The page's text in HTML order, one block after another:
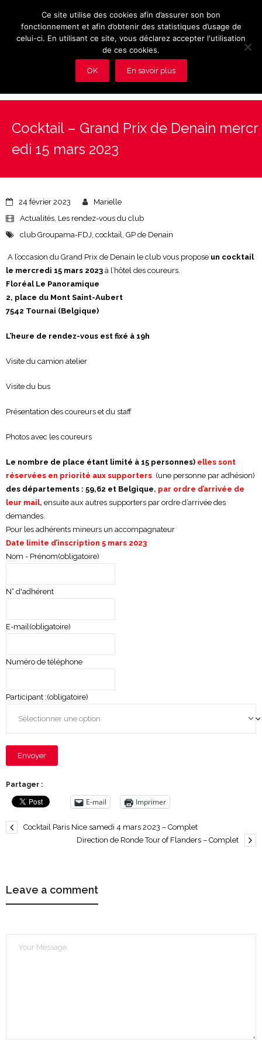
Vidéos
Adhérez au Club
Cocktail – Grand Prix de Denain mercr
edi 15 mars 2023
24 février 2023
Marielle
Actualités, Les rendez-vous du club
club Groupama-FDJ, cocktail, GP de Denain
A l’occasion du Grand Prix de Denain le club vous propose un cocktail
le mercredi 15 mars 2023 à l’hôtel des coureurs.
Floréal Le Panoramique
2, place du Mont Saint-Aubert
7542 Tournai (Belgique)
L’heure de rendez-vous est fixé à 19h
Visite du camion atelier
Visite du bus
Présentation des coureurs et du staff
Photos avec les coureurs
Le nombre de place étant limité à 15 personnes) elles sont
réservées en priorité aux supporters (une personne par adhésion)
des départements : 59,62 et Belgique, par ordre d’arrivée de
leur mail, ensuite aux autres supporters par ordre d’arrivée des
demandes.
Pour les adhérents mineurs un accompagnateur
Date limite d’inscription 5 mars 2023
Nom - Prénom(obligatoire)
N° d'adhérent
E-mail(obligatoire)
Numéro de téléphone
Participant :(obligatoire)
Envoyer
Partager :
E-mail Imprimer
Cocktail Paris Nice samedi 4 mars 2023 – Complet
Direction de Ronde Tour of Flanders – Complet
Leave a comment
Ce site utilise des cookies afin d’assurer son bon
fonctionnement et afin d’obtenir des statistiques d’usage de
celui-ci. En utilisant ce site, vous déclarez accepter l'utilisation
de ces cookies.
OK En savoir plus